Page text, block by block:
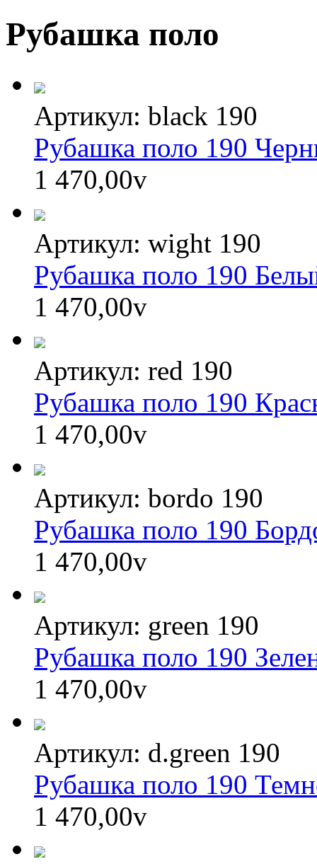
Рубашка поло
Артикул: black 190
Рубашка поло 190
1 470,00v
Артикул: wight 190
Рубашка поло 190
1 470,00v
Артикул: red 190
Рубашка поло 190
1 470,00v
Артикул: bordo 190
Рубашка поло 190
1 470,00v
Артикул: green 190
Рубашка поло 190
1 470,00v
Артикул: d.green 190
Рубашка поло 190
1 470,00v